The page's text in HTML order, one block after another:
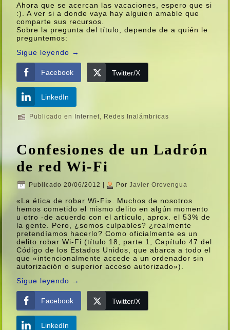
Ahora que se acercan las vacaciones, espero que si
:). A ver si a donde vaya hay alguien amable que
comparte sus recursos.
Sobre la pregunta del tí­tulo, depende de a quién le
preguntemos:
Sigue leyendo →
Facebook Twitter/X
LinkedIn
Publicado en Internet, Redes Inalámbricas
Confesiones de un Ladrón
de red Wi-Fi
Publicado 20/06/2012 Por Javier Orovengua
«La ética de robar Wi-Fi». Muchos de nosotros
hemos cometido el mismo delito en algún momento
u otro -de acuerdo con el artí­culo, aprox. el 53% de
la gente. Pero, ¿somos culpables? ¿realmente
pretendí­amos hacerlo? Como oficialmente es un
delito robar Wi-Fi (tí­tulo 18, parte 1, Capí­tulo 47 del
Código de los Estados Unidos, que abarca a todo el
que «intencionalmente accede a un ordenador sin
autorización o superior acceso autorizado»).
Sigue leyendo →
Facebook Twitter/X
LinkedIn